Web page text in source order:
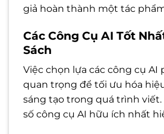
giả hoàn thành một tác
Các Công Cụ AI Tốt
Sách
Việc chọn lựa các công cụ AI
quan trọng để tối ưu hóa
sáng tạo trong quá trình viết.
số công cụ AI hữu ích nhất